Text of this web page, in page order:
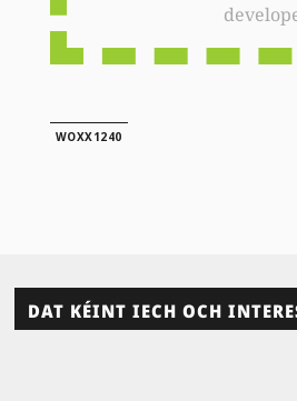
WOXX1240
DAT KÉINT IECH OCH